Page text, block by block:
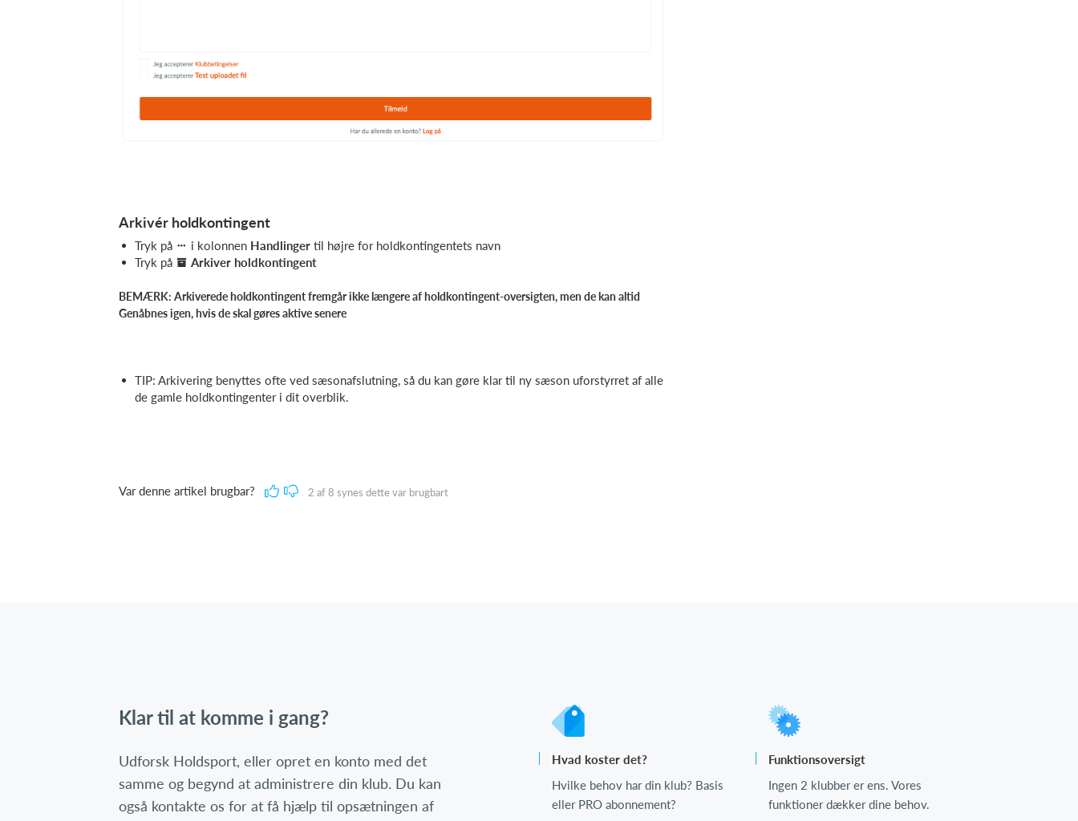
Arkivér holdkontingent
Tryk på i kolonnen Handlinger til højre for holdkontingentets navn
Tryk på
Arkiver holdkontingent
BEMÆRK: Arkiverede holdkontingent fremgår ikke længere af holdkontingent-oversigten, men de kan altid
Genåbnes igen, hvis de skal gøres aktive senere
TIP: Arkivering benyttes ofte ved sæsonafslutning, så du kan gøre klar til ny sæson uforstyrret af alle
de gamle holdkontingenter i dit overblik.
Var denne artikel brugbar? 2 af8 synes dette var brugbart
Klar til at komme i gang?
Udforsk Holdsport, eller opret en konto med det
samme og begynd at administrere din klub. Du kan
også kontakte os for at få hjælp til opsætningen af
Hvad koster det?
Hvilke behov har din klub? Basis
eller PRO abonnement?
Funktionsoversigt
Ingen 2 klubber er ens. Vores
funktioner dækker dine behov.